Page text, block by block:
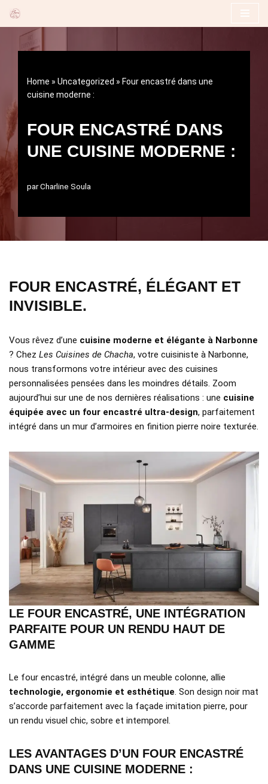
Aller
Home » Uncategorized » Four encastré dans une
cuisine moderne :
FOUR ENCASTRÉ DANS
UNE CUISINE MODERNE :
parCharline Soula
FOUR ENCASTRÉ, ÉLÉGANT ET
INVISIBLE.
Vous rêvez d’une cuisine moderne et élégante à Narbonne
? Chez Les Cuisines de Chacha, votre cuisiniste à Narbonne,
nous transformons votre intérieur avec des cuisines
personnalisées pensées dans les moindres détails. Zoom
aujourd’hui sur une de nos dernières réalisations : une cuisine
équipée avec un four encastré ultra-design, parfaitement
intégré dans un mur d’armoires en finition pierre noire texturée.
LE FOUR ENCASTRÉ, UNE INTÉGRATION
PARFAITE POUR UN RENDU HAUT DE
GAMME
Le four encastré, intégré dans un meuble colonne, allie
technologie, ergonomie et esthétique . Son design noir mat
s’accorde parfaitement avec la façade imitation pierre, pour
un rendu visuel chic, sobre et intemporel.
LES AVANTAGES D’UN FOUR ENCASTRÉ
DANS UNE CUISINE MODERNE :